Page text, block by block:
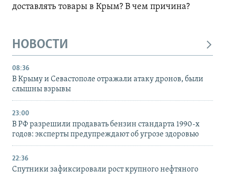
доставлять товары в Крым? В чем причина?
НОВОСТИ
08:36
В Крыму и Севастополе отражали атаку дронов, были
слышны взрывы
23:00
В РФ разрешили продавать бензин стандарта 1990-х
годов: эксперты предупреждают об угрозе здоровью
22:36
Спутники зафиксировали рост крупного нефтяного